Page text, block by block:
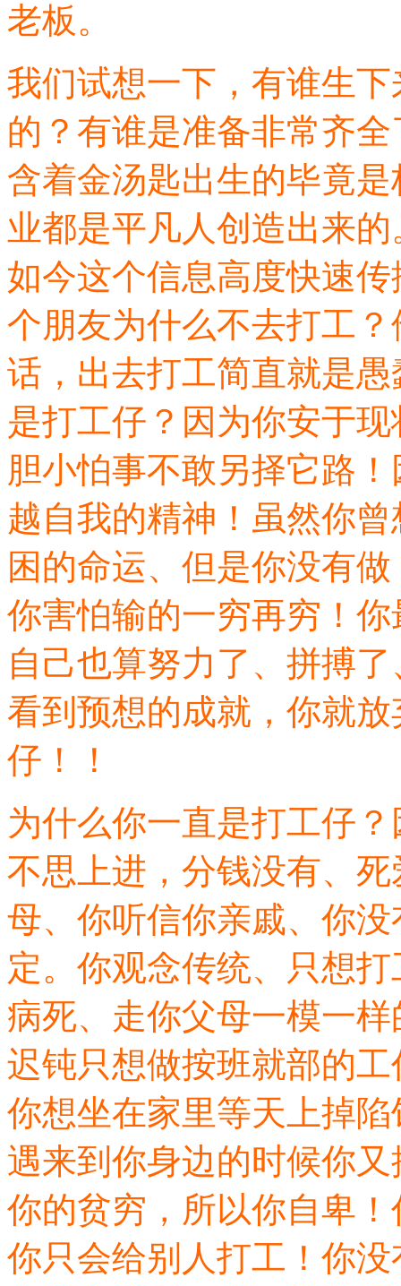
老板。
我们试想一下，有谁生
的？有谁是准备非常齐
含着金汤匙出生的毕竟
业都是平凡人创造出来
如今这个信息高度快速
个朋友为什么不去打工
话，出去打工简直就是
是打工仔？因为你安于
胆小怕事不敢另择它路
越自我的精神！虽然你
困的命运、但是你没有
你害怕输的一穷再穷！
自己也算努力了、拼搏
看到预想的成就，你就
仔！！
为什么你一直是打工仔
不思上进，分钱没有、
母、你听信你亲戚、你
定。你观念传统、只想
病死、走你父母一模一
迟钝只想做按班就部的
你想坐在家里等天上掉
遇来到你身边的时候你
你的贫穷，所以你自卑
你只会给别人打工！你